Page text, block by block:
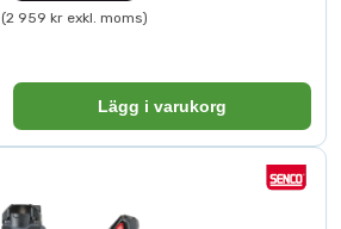
(2 959 kr exkl. moms)
Lägg i varukorg